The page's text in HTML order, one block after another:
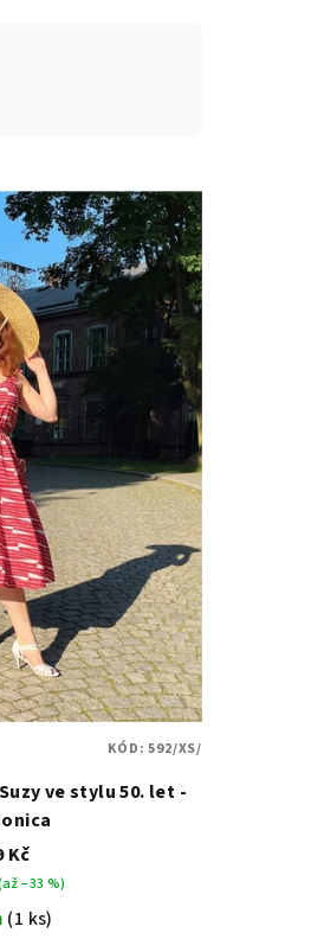
ve stylu 50. let -
Kč
–33 %)
(1 ks)
KÓD:592/XS/